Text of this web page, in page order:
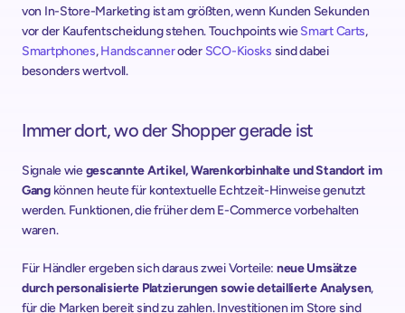
von In-Store-Marketing ist am größten, wenn Kunden Sekunden
vor der Kaufentscheidung stehen. Touchpoints wie Smart Carts ,
Smartphones, Handscanner oder SCO-Kiosks sind dabei
besonders wertvoll.
Immer dort, wo der Shopper gerade ist
Signale wie gescannte Artikel, Warenkorbinhalte und Standort im
Gang können heute für kontextuelle Echtzeit-Hinweise genutzt
werden. Funktionen, die früher dem E-Commerce vorbehalten
waren.
Für Händler ergeben sich daraus zwei Vorteile: neue Umsätze
durch personalisierte Platzierungen sowie detaillierte Analysen,
für die Marken bereit sind zu zahlen. Investitionen im Store sind